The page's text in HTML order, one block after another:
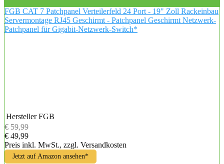
FGB CAT 7 Patchpanel Verteilerfeld 24 Port - 19" Zoll Rackeinbau
Servermontage RJ45 Geschirmt - Patchpanel Geschirmt Netzwerk-
Patchpanel für Gigabit-Netzwerk-Switch*
Hersteller FGB
€ 59,99
€ 49,99
Preis inkl. MwSt., zzgl. Versandkosten
Jetzt auf Amazon ansehen*